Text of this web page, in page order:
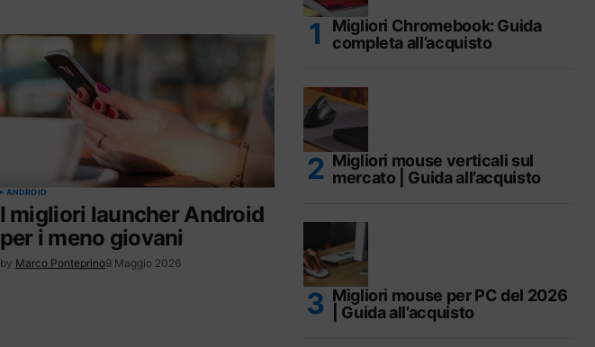
ANDROID
I migliori launcher Android
per i meno giovani
by Marco Ponteprino9 Maggio 2026
Migliori Chromebook: Guida
completa all’acquisto
Migliori mouse verticali sul
mercato | Guida all’acquisto
Migliori mouse per PC del 2026
| Guida all’acquisto